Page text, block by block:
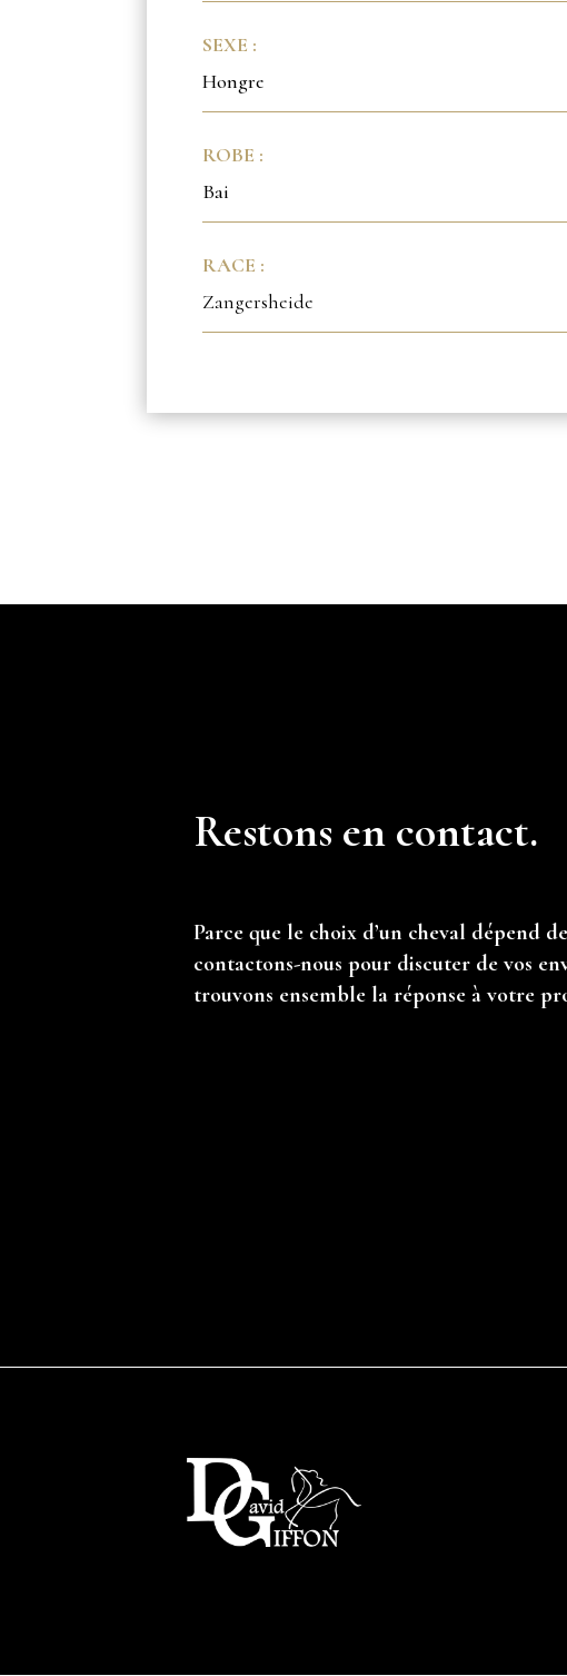
SEXE :
Hongre
ROBE :
Bai
RACE :
Zangersheide
Restons en contact.
Parce que le choix d’un cheval dépend
contactons-nous pour discuter de vos
trouvons ensemble la réponse à votre